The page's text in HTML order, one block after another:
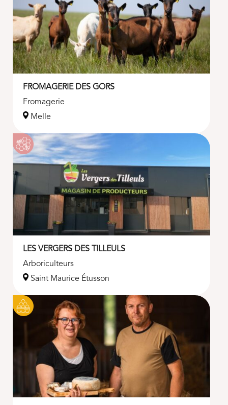
FROMAGERIE DES GORS
Fromagerie
Melle
LES VERGERS DES TILLEULS
Arboriculteurs
Saint Maurice Étusson